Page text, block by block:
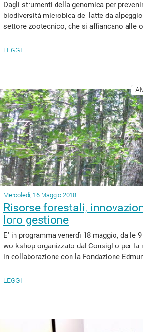
Dagli strumenti della genomica per
biodiversità microbica del latte da
settore zootecnico, che si affiancano alle
LEGGI
Mercoledì, 16 Maggio 2018
Risorse forestali,
loro gestione
E' in programma venerdì 18 maggio, dalle
workshop organizzato dal Consiglio per la
in collaborazione con la Fondazione
LEGGI